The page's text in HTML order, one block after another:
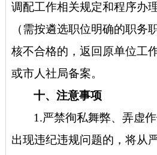
调配工作相关规定和程序办
（需按遴选职位明确的职务
核不合格的，返回原单位工
或市人社局备案。
十、注意事项
1.严禁徇私舞弊、弄虚
出现违纪违规问题的，将从